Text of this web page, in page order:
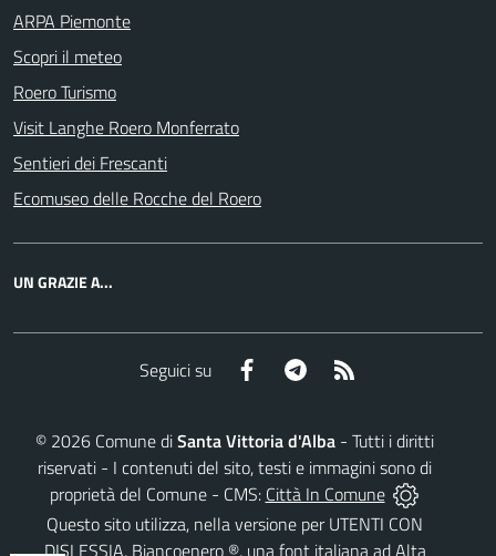
ARPA Piemonte
Scopri il meteo
Roero Turismo
Visit Langhe Roero Monferrato
Sentieri dei Frescanti
Ecomuseo delle Rocche del Roero
UN GRAZIE A...
Seguici su Facebook Telegram
© 2026 Comune diSanta Vittoria d'Alba - Tutti i diritti
riservati - I contenuti del sito, testi e immagini sono di
proprietà del Comune - CMS: Città In Comune
Questo sito utilizza, nella versione per UTENTI CON